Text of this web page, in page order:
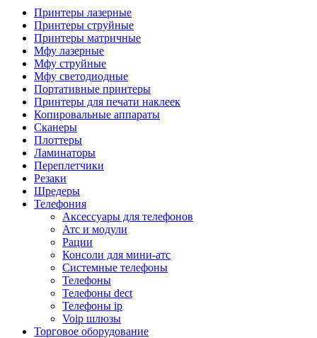
Камеры для видеоконференцсвязи
Аксессуары для видеоконференцсвязи
Системы безопасности и умный дом
Комплекты видеонаблюдения
Мониторы и видеостены
Регистраторы
Замки
Терминалы доступа
Охранно-пожарная сигнализация
Коннекторы и розетки
Инструмент и садовая техника
Электро и пневмоинструмент
Аксессуары для пневмоинструментов
Принтеры лазерные
Принтеры струйные
Принтеры матричные
Мфу лазерные
Мфу струйные
Мфу светодиодные
Портативные принтеры
Принтеры для печати наклеек
Копировальные аппараты
Сканеры
Плоттеры
Ламинаторы
Переплетчики
Резаки
Шредеры
Телефония
Аксессуары для телефонов
Атс и модули
Рации
Консоли для мини-атс
Системные телефоны
Телефоны
Телефоны dect
Телефоны ip
Voip шлюзы
Торговое оборудование